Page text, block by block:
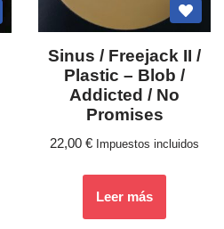
Sinus / Freejack II /
Plastic ‎– Blob /
Addicted / No
Promises
22,00 € Impuestos incluidos
Leer más